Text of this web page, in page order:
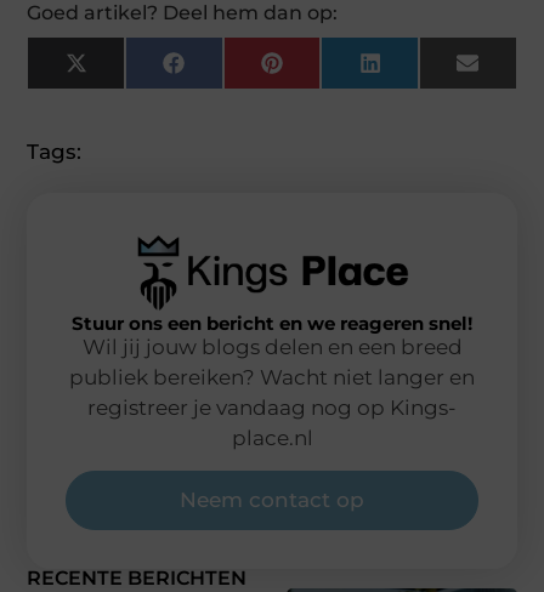
Goed artikel? Deel hem dan op:
X
(Twitter)
FacebookPinterestLinkedInEmail
Tags:
RECENTE BERICHTEN
Stuur ons een bericht en we reageren snel!
Wil jij jouw blogs delen en een breed
publiek bereiken? Wacht niet langer en
registreer je vandaag nog op Kings-
place.nl
Neem contact op